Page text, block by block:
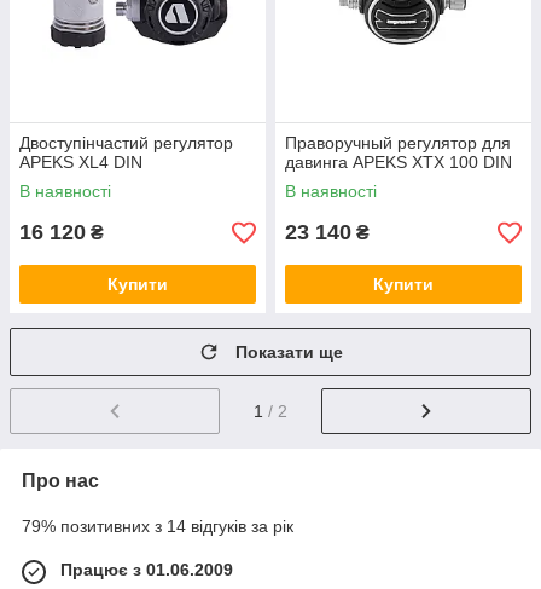
Двоступінчастий регулятор
APEKS XL4 DIN
В наявності
16 120 ₴
Купити
Праворучный регулятор для
давинга APEKS XTX 100 DIN
В наявності
23 140 ₴
Купити
Показати ще
1 / 2
Про нас
79% позитивних з 14 відгуків за рік
Працює з 01.06.2009